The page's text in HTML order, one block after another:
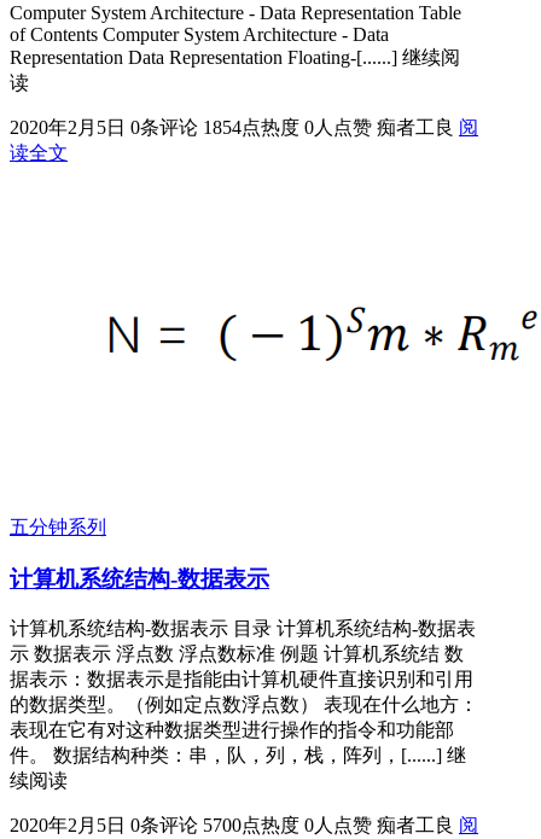
Computer System Architecture - Data Representation Table
of Contents Computer System Architecture - Data
Representation Data Representation Floating-[......] 继续阅
读
2020年2月5日 0条评论 1854点热度 0人点赞 痴者工良 阅
读全文
五分钟系列
计算机系统结构-数据表示
计算机系统结构-数据表示 目录 计算机系统结构-数据表
示 数据表示 浮点数 浮点数标准 例题 计算机系统结 数
据表示：数据表示是指能由计算机硬件直接识别和引用
的数据类型。（例如定点数浮点数） 表现在什么地方：
表现在它有对这种数据类型进行操作的指令和功能部
件。 数据结构种类：串，队，列，栈，阵列，[......] 继
续阅读
2020年2月5日 0条评论 5700点热度 0人点赞 痴者工良 阅